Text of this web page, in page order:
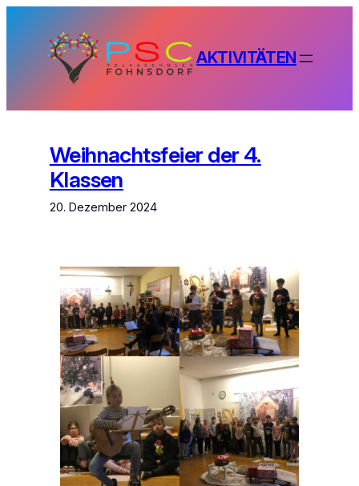
springen
AKTIVITÄTEN
Weihnachtsfeier der 4.
Klassen
20. Dezember 2024